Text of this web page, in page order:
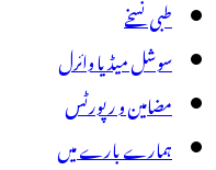
طبی نسخے
سوشل میڈیا وائرل
مضامین و رپورٹس
ہمارے بارے میں